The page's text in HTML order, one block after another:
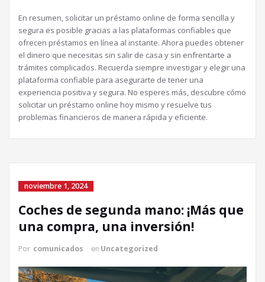
En resumen, solicitar un préstamo online de forma sencilla y
segura es posible gracias a las plataformas confiables que
ofrecen préstamos en línea al instante. Ahora puedes obtener
el dinero que necesitas sin salir de casa y sin enfrentarte a
trámites complicados. Recuerda siempre investigar y elegir una
plataforma confiable para asegurarte de tener una
experiencia positiva y segura. No esperes más, descubre cómo
solicitar un préstamo online hoy mismo y resuelve tus
problemas financieros de manera rápida y eficiente.
noviembre 1, 2024
Coches de segunda mano: ¡Más que
una compra, una inversión!
Por comunicados en Uncategorized